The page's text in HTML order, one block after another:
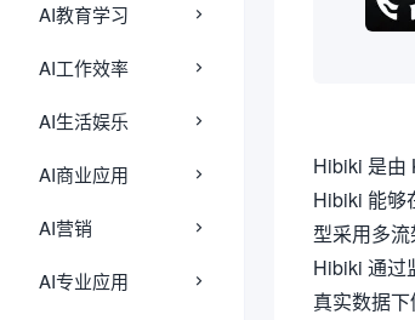
AI教育学习
AI工作效率
AI生活娱乐
AI商业应用
AI营销
AI专业应用
Hibiki 是由
Hibiki 能够
型采用多
Hibiki 通过
真实数据下